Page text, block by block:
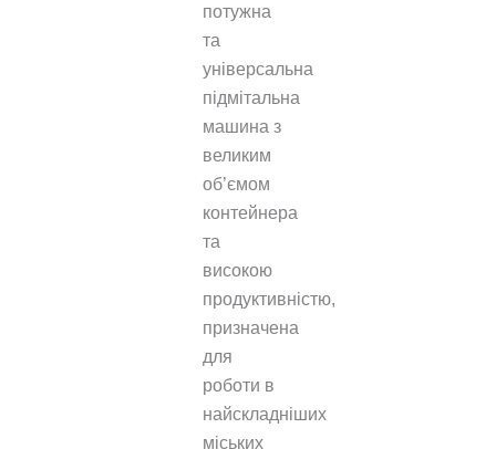
потужна
та
універсальна
підмітальна
машина з
великим
об’ємом
контейнера
та
високою
продуктивністю,
призначена
для
роботи в
найскладніших
міських